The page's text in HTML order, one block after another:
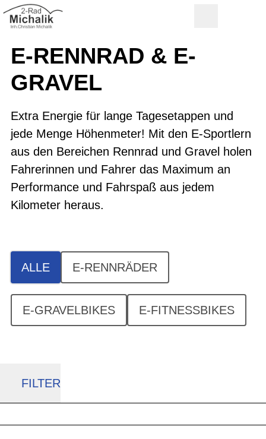
E-RENNRAD & E-
GRAVEL
Extra Energie für lange Tagesetappen und
jede Menge Höhenmeter! Mit den E-Sportlern
aus den Bereichen Rennrad und Gravel holen
Fahrerinnen und Fahrer das Maximum an
Performance und Fahrspaß aus jedem
Kilometer heraus.
ALLE E-RENNRÄDER
E-GRAVELBIKES E-FITNESSBIKES
FILTER